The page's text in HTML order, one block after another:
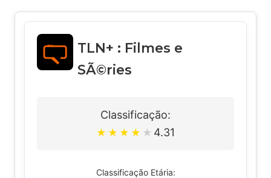
TLN+ : Filmes e
SÃ©ries
Classificação:
★ ★ ★ ★ ★ 4.31
Classificação Etária: